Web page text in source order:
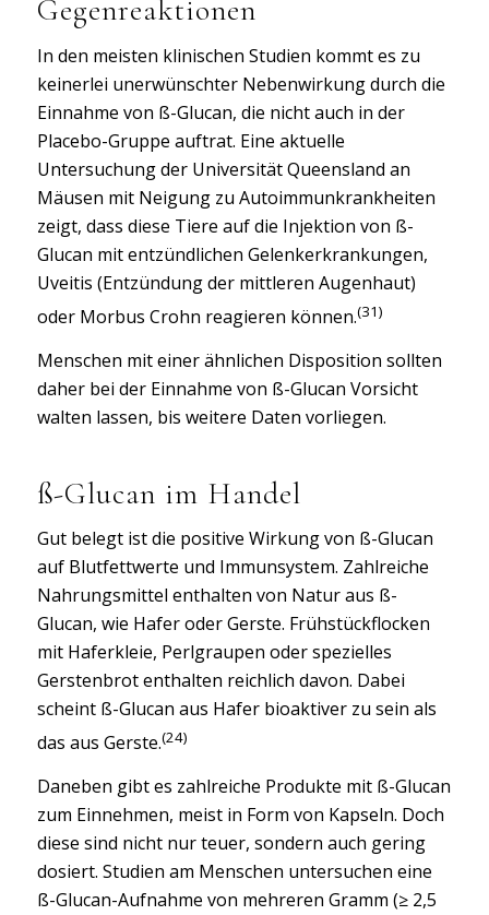
Gegenreaktionen
In den meisten klinischen Studien kommt es zu
keinerlei unerwünschter Nebenwirkung durch die
Einnahme von ß-Glucan, die nicht auch in der
Placebo-Gruppe auftrat. Eine aktuelle
Untersuchung der Universität Queensland an
Mäusen mit Neigung zu Autoimmunkrankheiten
zeigt, dass diese Tiere auf die Injektion von ß-
Glucan mit entzündlichen Gelenkerkrankungen,
Uveitis (Entzündung der mittleren Augenhaut)
oder Morbus Crohn reagieren können.(31)
Menschen mit einer ähnlichen Disposition sollten
daher bei der Einnahme von ß-Glucan Vorsicht
walten lassen, bis weitere Daten vorliegen.
ß-Glucan im Handel
Gut belegt ist die positive Wirkung von ß-Glucan
auf Blutfettwerte und Immunsystem. Zahlreiche
Nahrungsmittel enthalten von Natur aus ß-
Glucan, wie Hafer oder Gerste. Frühstückflocken
mit Haferkleie, Perlgraupen oder spezielles
Gerstenbrot enthalten reichlich davon. Dabei
scheint ß-Glucan aus Hafer bioaktiver zu sein als
das aus Gerste.(24)
Daneben gibt es zahlreiche Produkte mit ß-Glucan
zum Einnehmen, meist in Form von Kapseln. Doch
diese sind nicht nur teuer, sondern auch gering
dosiert. Studien am Menschen untersuchen eine
ß-Glucan-Aufnahme von mehreren Gramm (≥ 2,5